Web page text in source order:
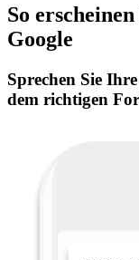
So
Google
Sprechen Sie
dem richtigen